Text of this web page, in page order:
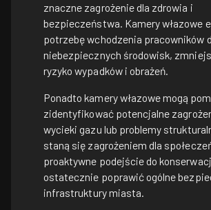
znaczne zagrożenie dla zdrowia i
bezpieczeństwa. Kamery włazowe
potrzebę wchodzenia pracowników
niebezpiecznych środowisk,
ryzyko wypadków i obrażeń.
Ponadto kamery włazowe mogą
zidentyfikować potencjalne
wycieki gazu lub problemy
staną się zagrożeniem dla
proaktywne podejście do
ostatecznie poprawić ogólne
infrastruktury miasta.